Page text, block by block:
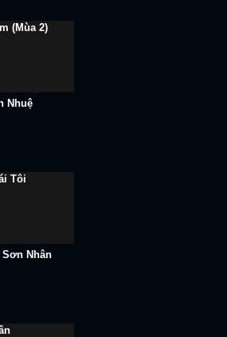
(Mùa 2)
Nhuệ
Tôi
Nhân